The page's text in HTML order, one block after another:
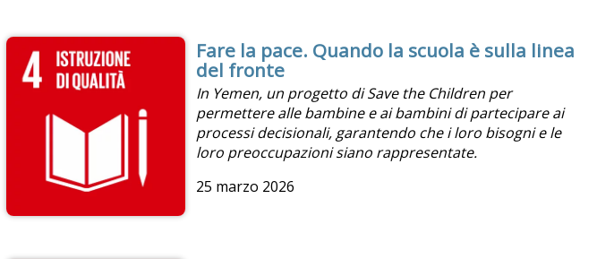
Fare la pace. Quando la scuola è sulla linea
del fronte
In Yemen, un progetto di Save the Children per
permettere alle bambine e ai bambini di partecipare ai
processi decisionali, garantendo che i loro bisogni e le
loro preoccupazioni siano rappresentate.
25 marzo 2026